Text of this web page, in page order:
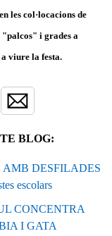
les col·locacions de
"palcos" i grades a
viure la festa.
BLOG:
AMB DESFILADES
escolars
CONCENTRA
I GATA